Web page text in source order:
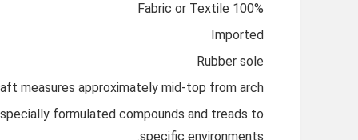
100% Fabric or Textile
Imported
Rubber sole
measures approximately mid-top from arch
formulated compounds and treads to
specific environments.